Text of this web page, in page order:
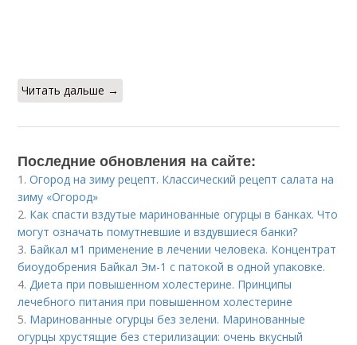
Читать дальше →
Последние обновления на сайте:
1.Огород на зиму рецепт. Классический рецепт салата на
зиму «Огород»
2. Как спасти вздутые маринованные огурцы в банках. Что
могут означать помутневшие и вздувшиеся банки?
3. Байкал м1 применение в лечении человека. Концентрат
биоудобрения Байкал Эм-1 с патокой в одной упаковке.
4.Диета при повышенном холестерине. Принципы
лечебного питания при повышенном холестерине
5. Маринованные огурцы без зелени. Маринованные
огурцы хрустящие без стерилизации: очень вкусный